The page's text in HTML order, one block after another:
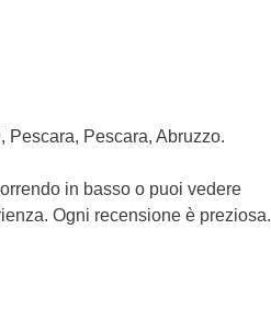
Pescara, Pescara, Abruzzo.
in basso o puoi vedere
Ogni recensione è preziosa.